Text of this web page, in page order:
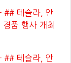
## 테슬라, 안
품 행사 개최
## 테슬라, 안